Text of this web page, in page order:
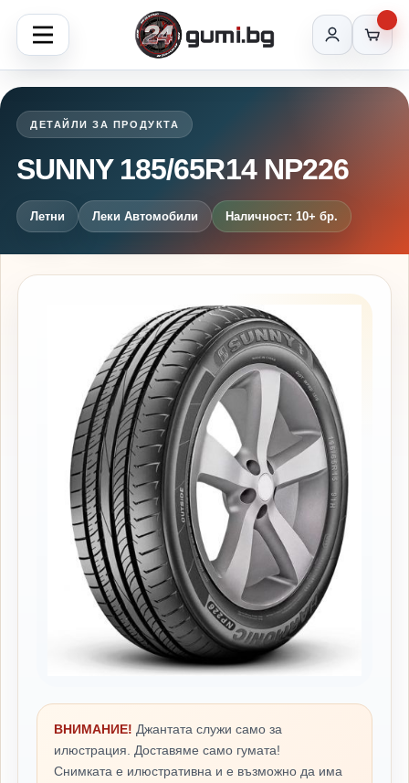
ДЕТАЙЛИ ЗА ПРОДУКТА
SUNNY 185/65R14 NP226
Летни Леки Автомобили Наличност: 10+ бр.
ВНИМАНИЕ! Джантата служи само за
илюстрация. Доставяме само гумата!
Снимката е илюстративна и е възможно да има